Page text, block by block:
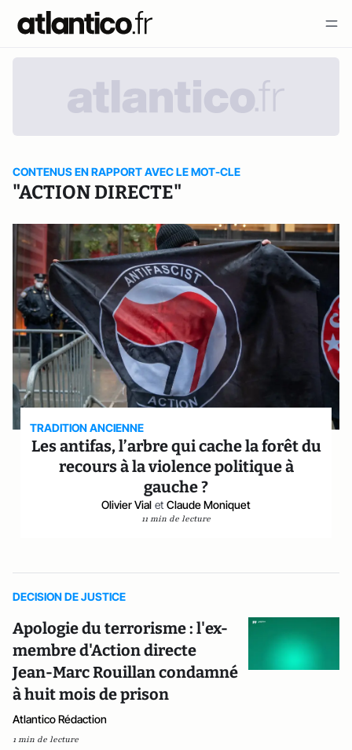
CONTENUS EN RAPPORT AVEC LE MOT-CLE
"ACTION DIRECTE"
TRADITION ANCIENNE
Les antifas, l’arbre qui cache la forêt du
recours à la violence politique à
gauche ?
Olivier Vial et Claude Moniquet
11 min de lecture
DECISION DE JUSTICE
Apologie du terrorisme : l'ex-
membre d'Action directe
Jean-Marc Rouillan condamné
à huit mois de prison
Atlantico Rédaction
1 min de lecture